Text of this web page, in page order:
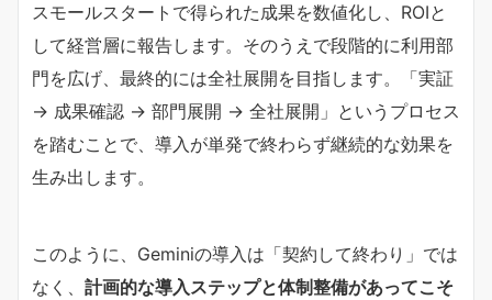
スモールスタートで得られた成果を数値化し、ROIと
して経営層に報告します。そのうえで段階的に利用部
門を広げ、最終的には全社展開を目指します。「実証
→ 成果確認 → 部門展開 → 全社展開」というプロセス
を踏むことで、導入が単発で終わらず継続的な効果を
生み出します。
このように、Geminiの導入は「契約して終わり」では
なく、 計画的な導入ステップと体制整備があってこそ